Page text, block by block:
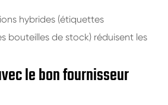
hybrides (étiquettes
bouteilles de stock) réduisent les
le bon fournisseur